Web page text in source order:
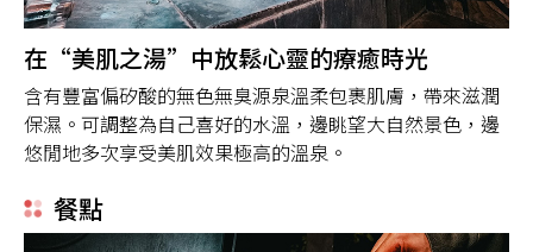
在“美肌之湯”中放鬆心靈的療癒時光
含有豐富偏矽酸的無色無臭源泉溫柔包裹肌膚，帶來滋潤
保濕。可調整為自己喜好的水溫，邊眺望大自然景色，邊
悠閒地多次享受美肌效果極高的溫泉。
餐點